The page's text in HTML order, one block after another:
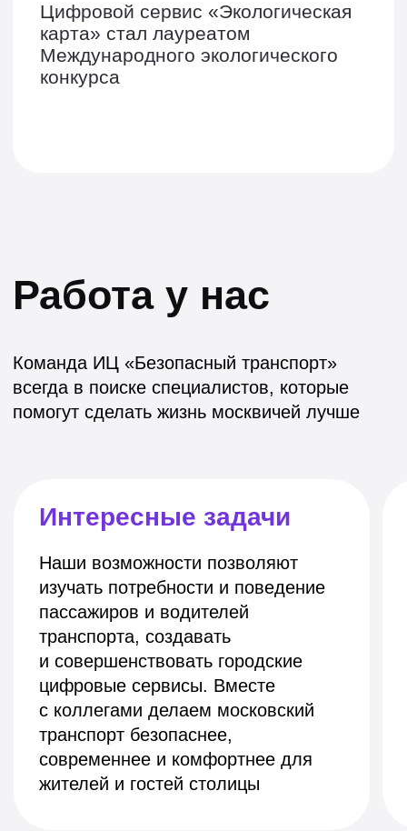
Цифровой сервис «Экологическая
карта» стал лауреатом
Международного экологического
конкурса